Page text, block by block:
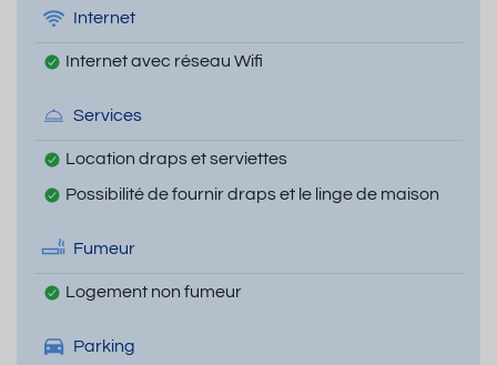
Internet
Internet avec réseau Wifi
Services
Location draps et serviettes
Possibilité de fournir draps et le linge de maison
Fumeur
Logement non fumeur
Parking